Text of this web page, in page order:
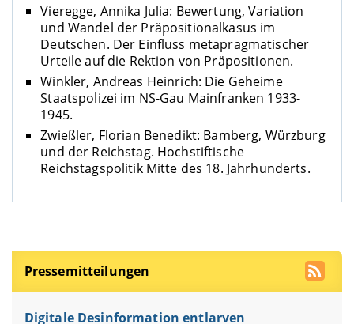
Vieregge, Annika Julia: Bewertung, Variation
und Wandel der Präpositionalkasus im
Deutschen. Der Einfluss metapragmatischer
Urteile auf die Rektion von Präpositionen.
Winkler, Andreas Heinrich: Die Geheime
Staatspolizei im NS-Gau Mainfranken 1933-
1945.
Zwießler, Florian Benedikt: Bamberg, Würzburg
und der Reichstag. Hochstiftische
Reichstagspolitik Mitte des 18. Jahrhunderts.
Pressemitteilungen
Digitale Desinformation entlarven